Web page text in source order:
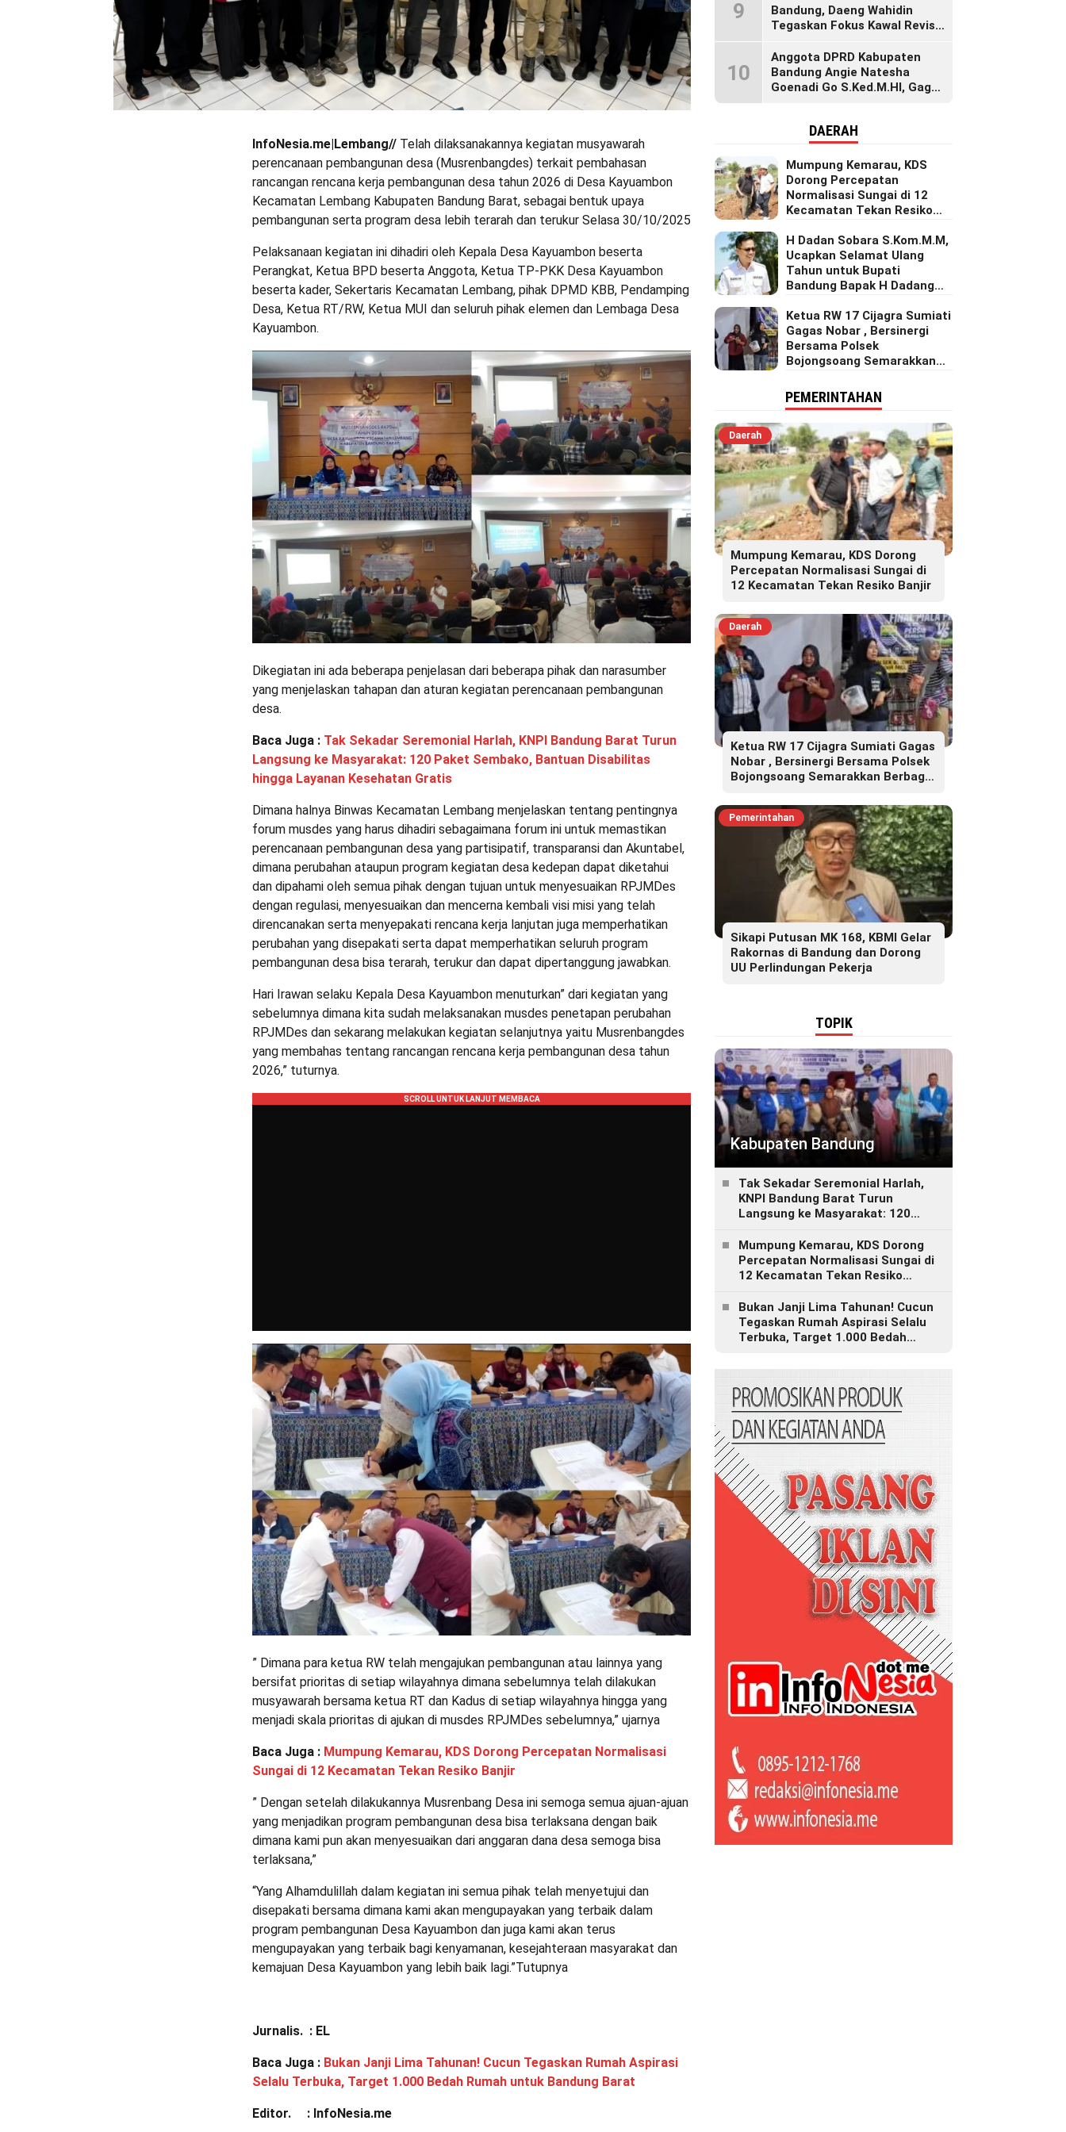
InfoNesia.me|Lembang// Telah dilaksanakannya kegiatan musyawarah
perencanaan pembangunan desa (Musrenbangdes) terkait pembahasan
rancangan rencana kerja pembangunan desa tahun 2026 di Desa Kayuambon
Kecamatan Lembang Kabupaten Bandung Barat, sebagai bentuk upaya
pembangunan serta program desa lebih terarah dan terukur Selasa 30/10/2025
Pelaksanaan kegiatan ini dihadiri oleh Kepala Desa Kayuambon beserta
Perangkat, Ketua BPD beserta Anggota, Ketua TP-PKK Desa Kayuambon
beserta kader, Sekertaris Kecamatan Lembang, pihak DPMD KBB, Pendamping
Desa, Ketua RT/RW, Ketua MUI dan seluruh pihak elemen dan Lembaga Desa
Kayuambon.
Dikegiatan ini ada beberapa penjelasan dari beberapa pihak dan narasumber
yang menjelaskan tahapan dan aturan kegiatan perencanaan pembangunan
desa.
Baca Juga : Tak Sekadar Seremonial Harlah, KNPI Bandung Barat Turun
Langsung ke Masyarakat: 120 Paket Sembako, Bantuan Disabilitas
hingga Layanan Kesehatan Gratis
Dimana halnya Binwas Kecamatan Lembang menjelaskan tentang pentingnya
forum musdes yang harus dihadiri sebagaimana forum ini untuk memastikan
perencanaan pembangunan desa yang partisipatif, transparansi dan Akuntabel,
dimana perubahan ataupun program kegiatan desa kedepan dapat diketahui
dan dipahami oleh semua pihak dengan tujuan untuk menyesuaikan RPJMDes
dengan regulasi, menyesuaikan dan mencerna kembali visi misi yang telah
direncanakan serta menyepakati rencana kerja lanjutan juga memperhatikan
perubahan yang disepakati serta dapat memperhatikan seluruh program
pembangunan desa bisa terarah, terukur dan dapat dipertanggung jawabkan.
Hari Irawan selaku Kepala Desa Kayuambon menuturkan” dari kegiatan yang
sebelumnya dimana kita sudah melaksanakan musdes penetapan perubahan
RPJMDes dan sekarang melakukan kegiatan selanjutnya yaitu Musrenbangdes
yang membahas tentang rancangan rencana kerja pembangunan desa tahun
2026,” tuturnya.
” Dimana para ketua RW telah mengajukan pembangunan atau lainnya yang
bersifat prioritas di setiap wilayahnya dimana sebelumnya telah dilakukan
musyawarah bersama ketua RT dan Kadus di setiap wilayahnya hingga yang
menjadi skala prioritas di ajukan di musdes RPJMDes sebelumnya,” ujarnya
Baca Juga : Mumpung Kemarau, KDS Dorong Percepatan Normalisasi
Sungai di 12 Kecamatan Tekan Resiko Banjir
” Dengan setelah dilakukannya Musrenbang Desa ini semoga semua ajuan-ajuan
yang menjadikan program pembangunan desa bisa terlaksana dengan baik
dimana kami pun akan menyesuaikan dari anggaran dana desa semoga bisa
terlaksana,”
“Yang Alhamdulillah dalam kegiatan ini semua pihak telah menyetujui dan
disepakati bersama dimana kami akan mengupayakan yang terbaik dalam
program pembangunan Desa Kayuambon dan juga kami akan terus
mengupayakan yang terbaik bagi kenyamanan, kesejahteraan masyarakat dan
kemajuan Desa Kayuambon yang lebih baik lagi.”Tutupnya
Jurnalis. : EL
Baca Juga : Bukan Janji Lima Tahunan! Cucun Tegaskan Rumah Aspirasi
Selalu Terbuka, Target 1.000 Bedah Rumah untuk Bandung Barat
Editor. : InfoNesia.me
9
Bandung, Daeng Wahidin
Tegaskan Fokus Kawal Revisi
10
Anggota DPRD Kabupaten
Bandung Angie Natesha
Goenadi Go S.Ked.M.HI, Gagas
DAERAH
Mumpung Kemarau, KDS
Dorong Percepatan
Normalisasi Sungai di 12
Kecamatan Tekan Resiko
H Dadan Sobara S.Kom.M.M,
Ucapkan Selamat Ulang
Tahun untuk Bupati
Bandung Bapak H Dadang
Ketua RW 17 Cijagra Sumiati
Gagas Nobar , Bersinergi
Bersama Polsek
Bojongsoang Semarakkan
PEMERINTAHAN
Daerah
Mumpung Kemarau, KDS Dorong
Percepatan Normalisasi Sungai di
12 Kecamatan Tekan Resiko Banjir
Daerah
Ketua RW 17 Cijagra Sumiati Gagas
Nobar , Bersinergi Bersama Polsek
Bojongsoang Semarakkan Berbagi
Pemerintahan
Sikapi Putusan MK 168, KBMI Gelar
Rakornas di Bandung dan Dorong
UU Perlindungan Pekerja
TOPIK
Kabupaten Bandung
Tak Sekadar Seremonial Harlah,
KNPI Bandung Barat Turun
Langsung ke Masyarakat: 120
Disabilitas hingga Layanan
Kesehatan Gratis
Mumpung Kemarau, KDS Dorong
Percepatan Normalisasi Sungai di
12 Kecamatan Tekan Resiko
Bukan Janji Lima Tahunan! Cucun
Tegaskan Rumah Aspirasi Selalu
Terbuka, Target 1.000 Bedah